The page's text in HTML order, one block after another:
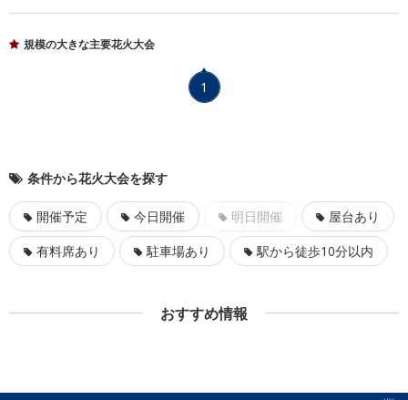
規模の大きな主要花火大会
1
条件から花火大会を探す
開催予定 今日開催 明日開催
屋台あり
有料席あり
駐車場あり 駅から徒歩10分以内
おすすめ情報